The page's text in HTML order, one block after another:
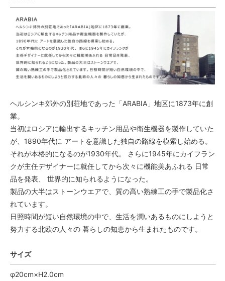
ヘルシンキ郊外の別荘地であった「ARABIA」地区に1873年に創
業。
当初はロシアに輸出するキッチン用品や衛生機器を製作していた
が、1890年代に アートを意識した独自の路線を模索し始める。
それが本格的になるのが1930年代。 さらに1945年にカイフラン
クが主任デザイナーに就任してから次々に機能美あふれる 日常
品を発表、 世界的に知られるようになった。
製品の大半はストーンウエアで、質の高い熟練工の手で製品化さ
れています。
日照時間が短い自然環境の中で、生活を潤いあるものにしようと
努力する北欧の人々の 暮らしの知恵から生まれたものです。
サイズ
φ20cm×H2.0cm